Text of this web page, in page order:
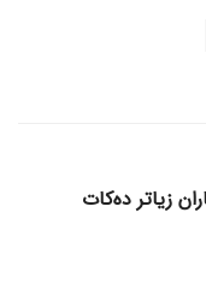
زیاتر دەکات